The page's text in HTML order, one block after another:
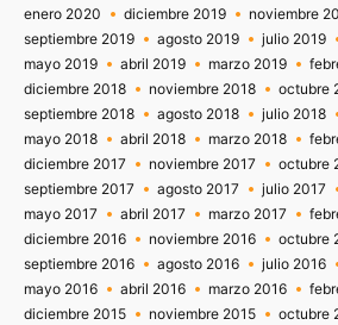
enero 2020
diciembre 2019 noviembre
septiembre 2019
agosto 2019 julio 2019
mayo 2019
abril 2019 marzo 2019
diciembre 2018
noviembre 2018
octubre
septiembre 2018
agosto 2018 julio 2018
mayo 2018
abril 2018 marzo 2018
diciembre 2017
noviembre 2017
octubre
septiembre 2017
agosto 2017 julio 2017
mayo 2017
abril 2017 marzo 2017
diciembre 2016
noviembre 2016
octubre
septiembre 2016
agosto 2016 julio 2016
mayo 2016
abril 2016 marzo 2016
diciembre 2015
noviembre 2015
octubre